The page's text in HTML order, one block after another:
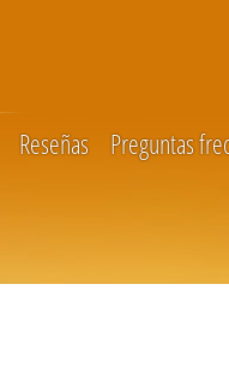
Reseñas Preguntas